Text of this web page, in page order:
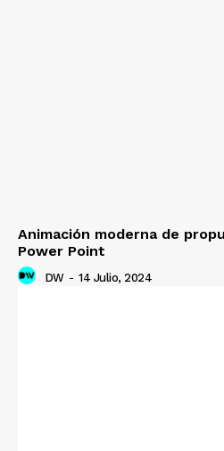
Animación moderna de
Power Point
DW - 14 Julio, 2024